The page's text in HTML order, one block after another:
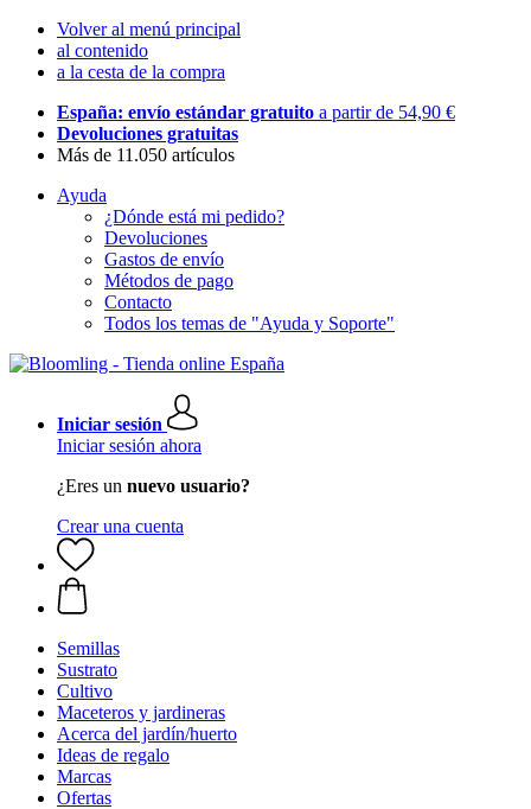
Volver al menú principal
al contenido
a la cesta de la compra
España: envío estándar gratuito a partir de 54,90 €
Devoluciones gratuitas
Más de 11.050 artículos
Ayuda
¿Dónde está mi pedido?
Devoluciones
Gastos de envío
Métodos de pago
Contacto
Todos los temas de "Ayuda y Soporte"
Iniciar sesión
Iniciar sesión ahora
¿Eres un nuevo usuario?
Crear una cuenta
Semillas
Sustrato
Cultivo
Maceteros y jardineras
Acerca del jardín/huerto
Ideas de regalo
Marcas
Ofertas